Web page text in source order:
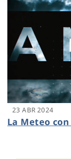
23 ABR 2024
La Meteo con